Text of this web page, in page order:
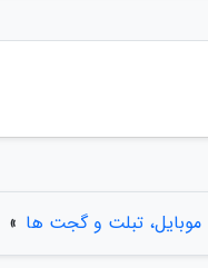
موبایل، تبلت و گجت ها »